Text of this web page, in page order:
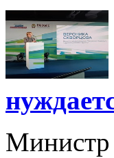
Министр